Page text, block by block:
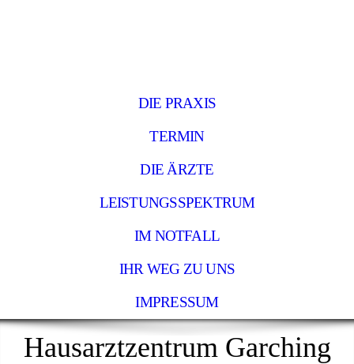
DIE PRAXIS
TERMIN
DIE ÄRZTE
LEISTUNGSSPEKTRUM
IM NOTFALL
IHR WEG ZU UNS
IMPRESSUM
Hausarztzentrum Garching